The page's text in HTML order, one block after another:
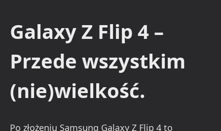
Galaxy Z Flip 4 –
Przede wszystkim
(nie)wielkość.
Po złożeniu Samsung Galaxy Z Flip 4 to